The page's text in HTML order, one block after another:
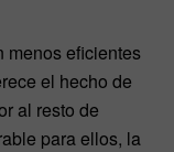
menos eficientes
el hecho de
al resto de
para ellos, la